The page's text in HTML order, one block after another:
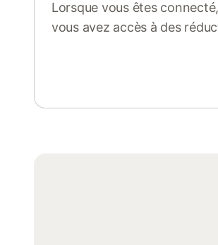
Lorsque vous êtes
vous avez accès à des